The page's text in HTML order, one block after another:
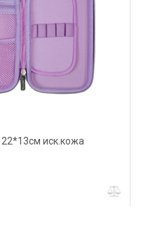
22*13см иск.кожа